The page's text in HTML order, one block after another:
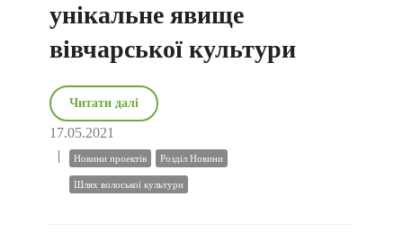
унікальне явище
вівчарської культури
Читати далі
17.05.2021
Новини проектів Розділ Новини
Шлях волоської культури